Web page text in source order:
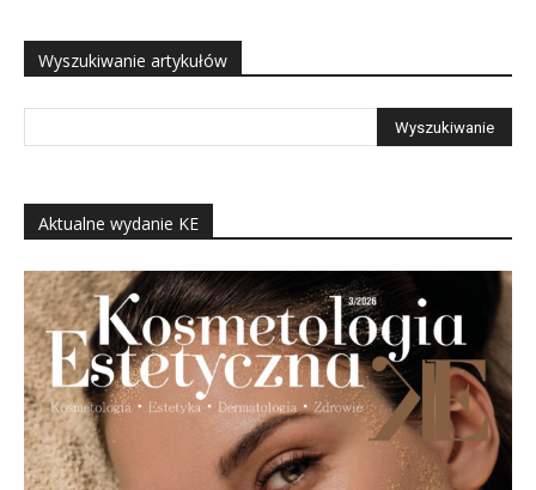
Wyszukiwanie artykułów
Aktualne wydanie KE